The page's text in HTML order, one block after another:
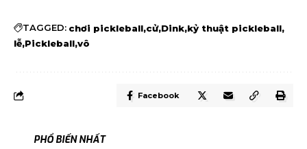
TAGGED: chơi pickleball cử Dink kỷ thuật pickleball
lễ Pickleball vô
Facebook
PHỔ BIẾN NHẤT